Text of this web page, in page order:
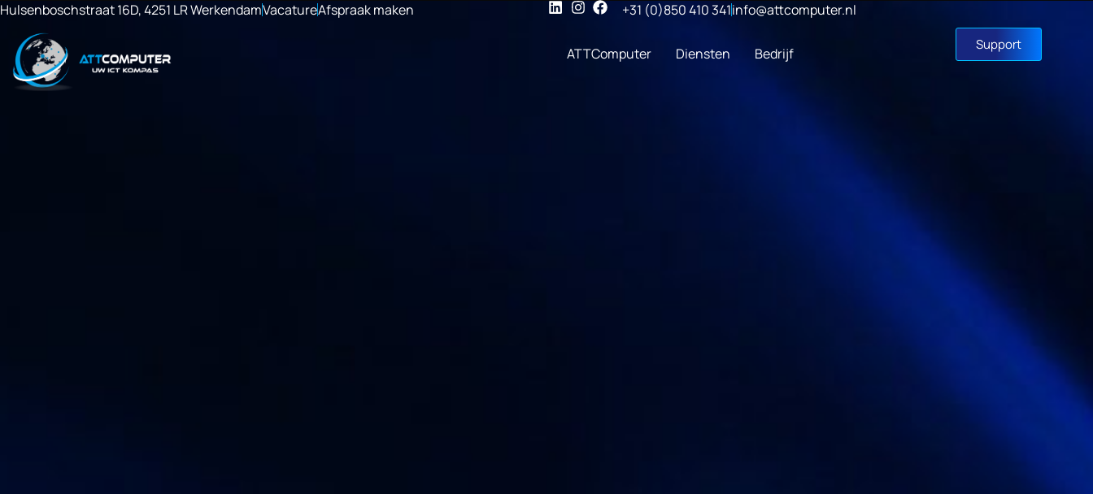
Hulsenboschstraat 16D, 4251 LR WerkendamVacatureAfspraak maken +31 (0)850 410 341info@attcomputer.nl
ATTComputer Diensten Bedrijf
Support